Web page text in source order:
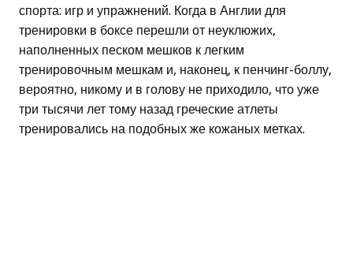
спорта: игр и упражнений. Когда в Англии для
тренировки в боксе перешли от неуклюжих,
наполненных песком мешков к легким
тренировочным мешкам и, наконец, к пенчинг-боллу,
вероятно, никому и в голову не приходило, что уже
три тысячи лет тому назад греческие атлеты
тренировались на подобных же кожаных метках.